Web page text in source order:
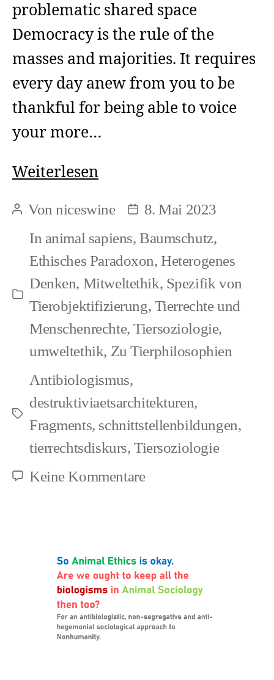
problematic shared space
Democracy is the rule of the
masses and majorities. It requires
every day anew from you to be
thankful for being able to voice
your more…
WeiterlesenDemocracy
Beitragsautor
Vonniceswine Beitragsdatum
8. Mai 2023
Kategorien
In animal sapiens, Baumschutz,
Ethisches Paradoxon,Heterogenes
Denken, Mitweltethik, Spezifik von
Tierobjektifizierung, Tierrechte und
Menschenrechte,Tiersoziologie,
umweltethik, Zu Tierphilosophien
Schlagwörter
Antibiologismus,
destruktiviaetsarchitekturen,
Fragments, schnittstellenbildungen,
tierrechtsdiskurs, Tiersoziologie
Keine Kommentarezu